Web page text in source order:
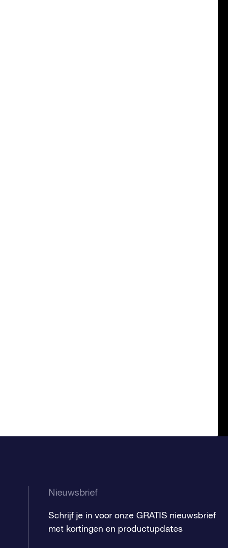
Nieuwsbrief
Schrijf je in voor onze GRATIS nieuwsbrief
met kortingen en productupdates